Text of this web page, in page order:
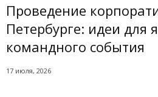
Проведение
Петербурге: идеи для
командного события
17 июля, 2026